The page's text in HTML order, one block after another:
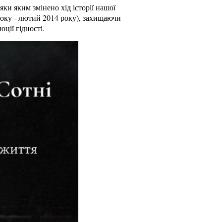
яким змінено хід історії нашої
- лютий 2014 року), захищаючи
гідності.